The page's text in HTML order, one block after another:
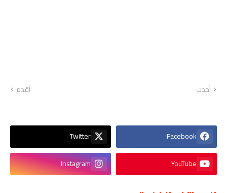
أحدث أقدم
Facebook
Twitter
YouTube
Instagram